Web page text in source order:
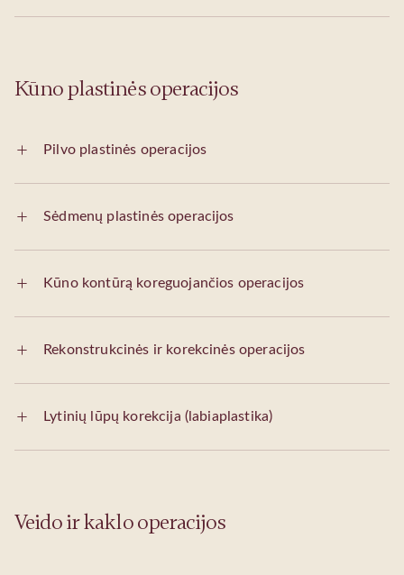
Kūno plastinės operacijos
Pilvo plastinės operacijos
Sėdmenų plastinės operacijos
Kūno kontūrą koreguojančios operacijos
Rekonstrukcinės ir korekcinės operacijos
Lytinių lūpų korekcija (labiaplastika)
Veido ir kaklo operacijos